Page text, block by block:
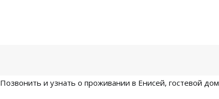
Позвонить и узнать о проживании в Енисей, гостевой дом